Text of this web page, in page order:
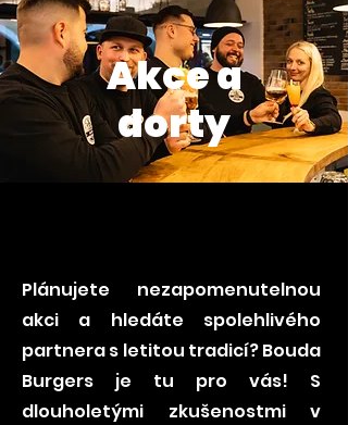
Akce a
dorty
Plánujete nezapomenutelnou
akci a hledáte spolehlivého
partnera s letitou tradicí? Bouda
Burgers je tu pro vás! S
dlouholetými zkušenostmi v